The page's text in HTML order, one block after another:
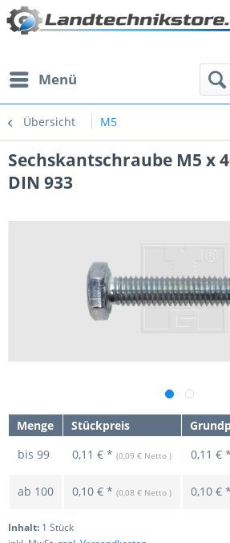
Menü
Übersicht M5
Sechskantschraube M5 x
DIN 933
Menge Stückpreis
bis 99 0,11 € * (0,09 € Netto ) 0,11 €
ab 100 0,10 € * (0,08 € Netto ) 0,10 €
Inhalt: 1 Stück